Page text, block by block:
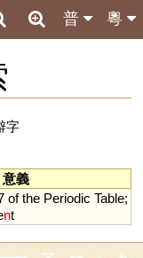
粵
普
字
意義
of the Periodic Table;
nt